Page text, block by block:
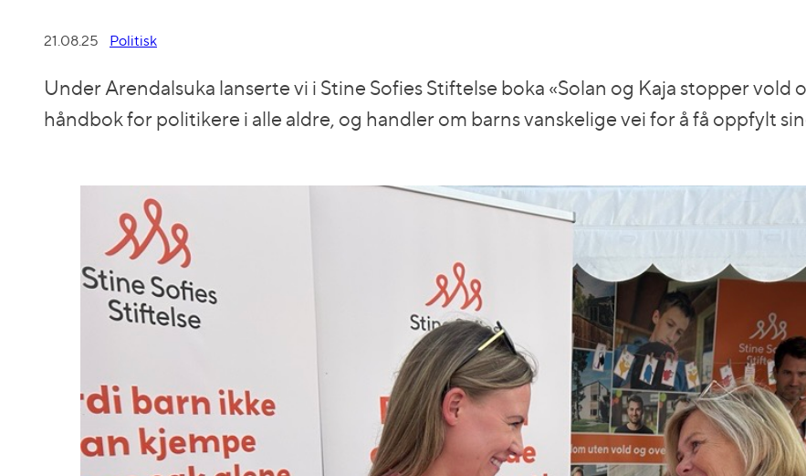
21.08.25 Politisk
Under Arendalsuka lanserte vi i Stine Sofies Stiftelse boka «Solan og Kaja stopper vold
håndbok for politikere i alle aldre, og handler om barns vanskelige vei for å få oppfylt